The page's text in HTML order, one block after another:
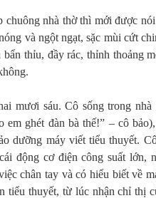
chuông nhà thờ thì mới được
và ngột ngạt, sặc mùi cứt
bẩn thỉu, đầy rác, thỉnh thoảng
mươi sáu. Cô sống trong
em ghét đàn bà thế!” – cô
dưỡng máy viết tiểu thuyết.
động cơ điện công suất lớn,
chân tay và có hiểu biết về
tiểu thuyết, từ lúc nhận chỉ thị